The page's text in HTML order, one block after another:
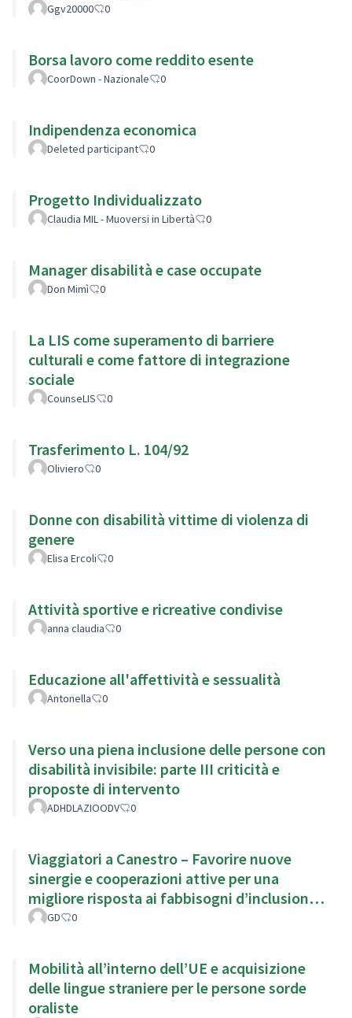
Ggv20000 0
Borsa lavoro come reddito esente
CoorDown - Nazionale 0
Indipendenza economica
Deleted participant 0
Progetto Individualizzato
Claudia MIL - Muoversi in Libertà 0
Manager disabilità e case occupate
Don Mimì 0
La LIS come superamento di barriere
culturali e come fattore di integrazione
sociale
CounseLIS 0
Trasferimento L. 104/92
Oliviero 0
Donne con disabilità vittime di violenza di
genere
Elisa Ercoli 0
Attività sportive e ricreative condivise
anna claudia 0
Educazione all'affettività e sessualità
Antonella 0
Verso una piena inclusione delle persone con
disabilità invisibile: parte III criticità e
proposte di intervento
ADHDLAZIOODV 0
Viaggiatori a Canestro – Favorire nuove
sinergie e cooperazioni attive per una
migliore risposta ai fabbisogni d’inclusione
del territorio.
GD 0
Mobilità all’interno dell’UE e acquisizione
delle lingue straniere per le persone sorde
oraliste